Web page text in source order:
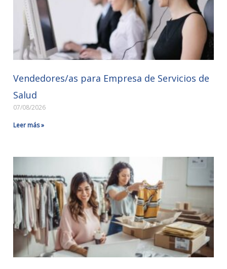
Vendedores/as para Empresa de Servicios de
Salud
07/08/2026
Leer más »